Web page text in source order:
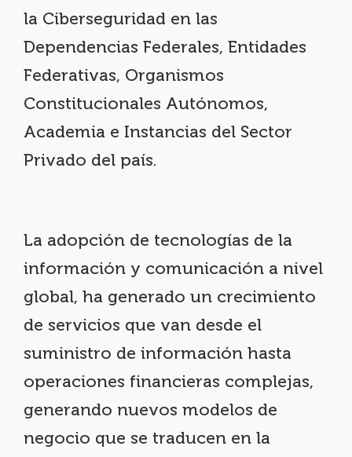
la Ciberseguridad en las
Dependencias Federales, Entidades
Federativas, Organismos
Constitucionales Autónomos,
Academia e Instancias del Sector
Privado del país.
La adopción de tecnologías de la
información y comunicación a nivel
global, ha generado un crecimiento
de servicios que van desde el
suministro de información hasta
operaciones financieras complejas,
generando nuevos modelos de
negocio que se traducen en la